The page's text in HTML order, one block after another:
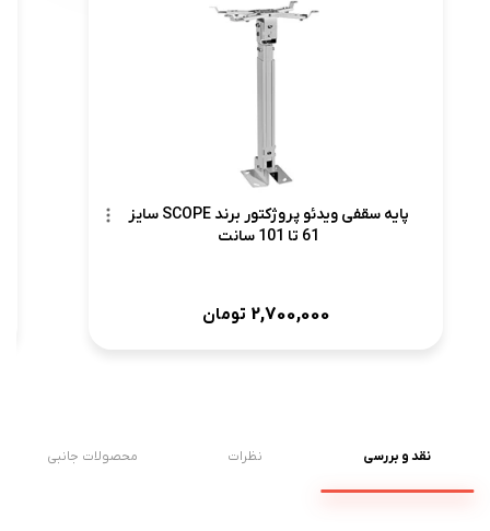
پایه سقفی ویدئو پروژکتور برند SCOPE سایز
61 تا 101 سانت
2,700,000 تومان
نقد و بررسی نظرات محصولات جانبی